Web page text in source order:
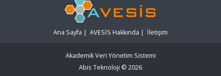
Ana Sayfa | AVESİS Hakkında | İletişim
Akademik Veri Yönetim Sistemi
Abis Teknoloji © 2026